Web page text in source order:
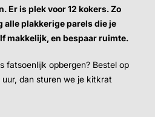
Er is plek voor 12 kokers. Zo
alle plakkerige parels die je
makkelijk, en bespaar ruimte.
fatsoenlijk opbergen? Bestel op
dan sturen we je kitkrat